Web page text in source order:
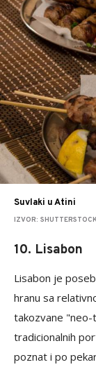
Suvlaki u Atini
IZVOR:
10. Lisabon
Lisabon je
hranu sa
takozvane
tradicionalnih
poznat i po